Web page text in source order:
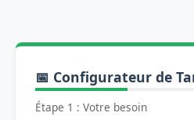
📅 Configurateur de
Étape 1 : Votre besoin